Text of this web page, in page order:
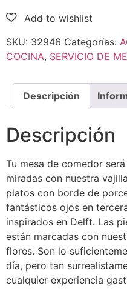
SKU: 32946 Categorías:
COCINA, SERVICIO DE
Descripción
Descripción
Tu mesa de comedor
miradas con nuestra
platos con borde de
fantásticos ojos en
inspirados en Delft. Las
están marcadas con
flores. Son lo
día, pero tan
cualquier experiencia